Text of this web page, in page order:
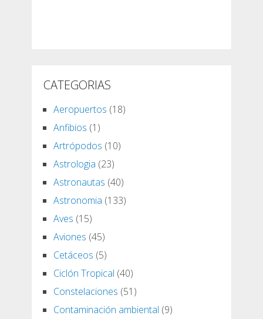
CATEGORIAS
Aeropuertos (18)
Anfibios (1)
Artrópodos (10)
Astrologia (23)
Astronautas (40)
Astronomia (133)
Aves (15)
Aviones (45)
Cetáceos (5)
Ciclón Tropical (40)
Constelaciones (51)
Contaminación ambiental (9)